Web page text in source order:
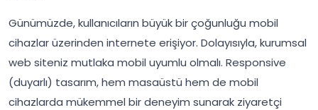
Günümüzde, kullanıcıların büyük bir çoğunluğu mobil
cihazlar üzerinden internete erişiyor. Dolayısıyla, kurumsal
web siteniz mutlaka mobil uyumlu olmalı. Responsive
(duyarlı) tasarım, hem masaüstü hem de mobil
cihazlarda mükemmel bir deneyim sunarak ziyaretçi